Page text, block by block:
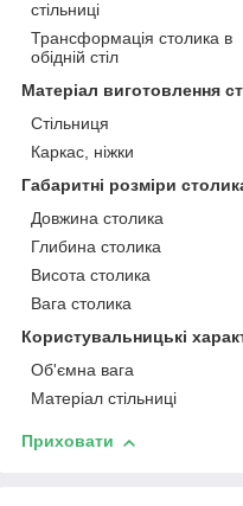
стільниці
Трансформація столика в
обідній стіл
Матеріал виготовлення
Стільниця
Каркас, ніжки
Габаритні розміри
Довжина столика
Глибина столика
Висота столика
Вага столика
Користувальницькі
Об'ємна вага
Матеріал стільниці
Приховати